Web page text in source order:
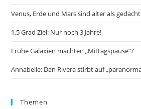
Venus, Erde und Mars sind älter als gedacht
1,5 Grad Ziel: Nur noch 3 Jahre!
Frühe Galaxien machten „Mittagspause“?
Annabelle: Dan Rivera stirbt auf
Themen